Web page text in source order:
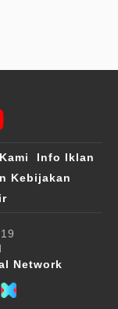
Info Iklan
Kebijakan
Network